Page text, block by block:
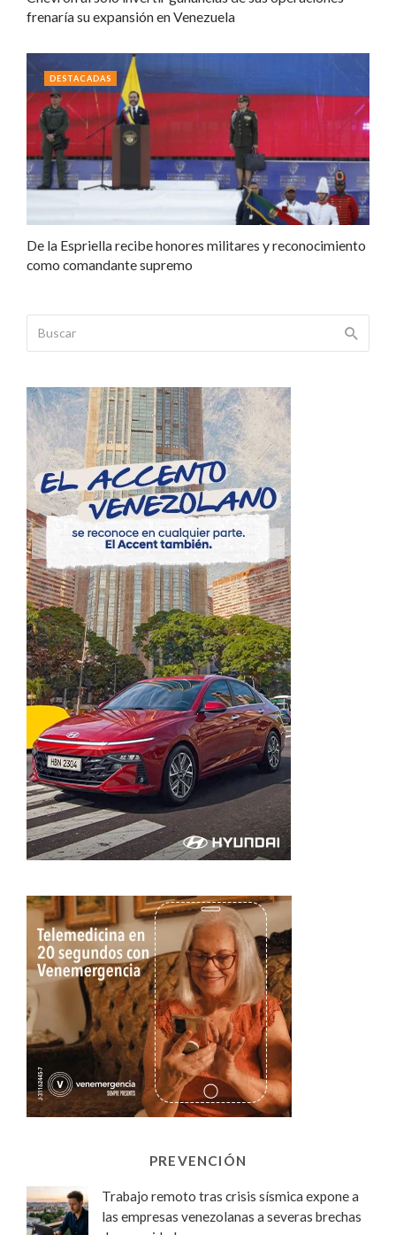
frenaría su expansión en Venezuela
De la Espriella recibe honores militares y reconocimiento
como comandante supremo
DESTACADAS
PREVENCIÓN
Trabajo remoto tras crisis sísmica expone a
las empresas venezolanas a severas brechas